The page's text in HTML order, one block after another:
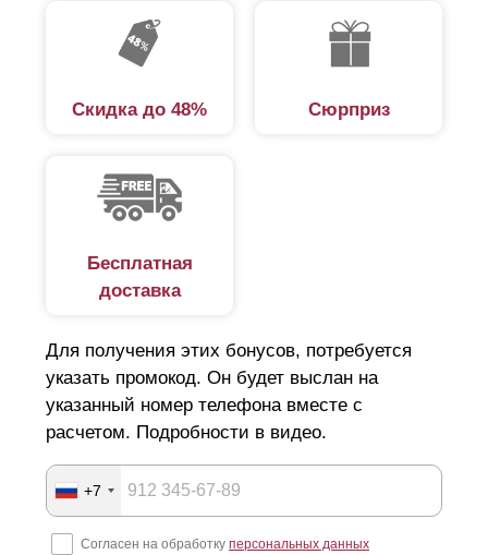
Скидка до 48% Сюрприз
Бесплатная
доставка
Для получения этих бонусов, потребуется
указать промокод. Он будет выслан на
указанный номер телефона вместе с
расчетом. Подробности в видео.
+7
Согласен на обработку персональных данных